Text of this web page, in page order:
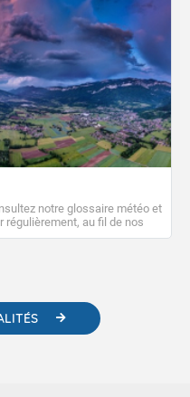
notre glossaire météo et
au fil de nos
des liens utiles vers nos